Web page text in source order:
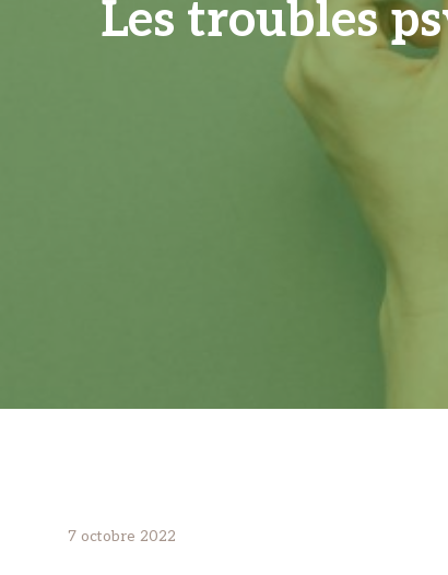
Les troubles
7 octobre 2022